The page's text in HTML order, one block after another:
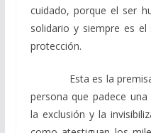
cuidado, porque el ser
solidario y siempre es
protección.
Esta es la premisa
persona que padece
la exclusión y la